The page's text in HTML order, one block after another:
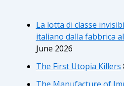
La lotta di classe
italiano dalla fabbrica
June 2026
The First Utopia Killers